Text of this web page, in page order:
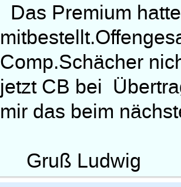
Das Premium
Comp.Schächer
jetzt CB bei
mir das beim
Gruß Ludwig